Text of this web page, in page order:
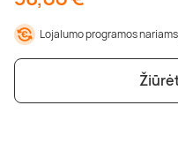
Lojalumo programos